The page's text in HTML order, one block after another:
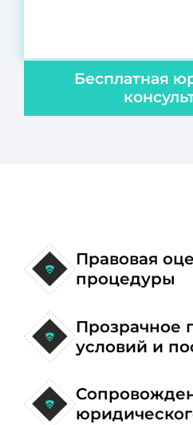
Бесплатная
Правовая
процедуры
Прозрачное
условий и